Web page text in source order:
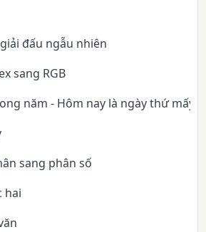
đấu ngẫu nhiên
sang RGB
năm - Hôm nay là ngày thứ mấy
sang phân số
hai